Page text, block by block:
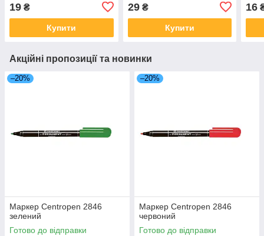
19 ₴
Купити
29₴
Купити
16
Акційні пропозиції та новинки
–20%
Маркер Centropen 2846
зелений
Готово до відправки
–20%
Маркер Centropen 2846
червоний
Готово до відправки